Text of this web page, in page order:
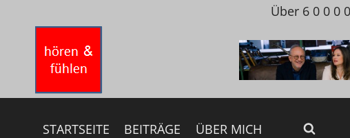
springen
Über 6 0 0 0
STARTSEITE BEITRÄGE ÜBER MICH